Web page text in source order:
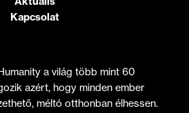
Kapcsolat
a világ több mint 60
azért, hogy minden ember
méltó otthonban élhessen.